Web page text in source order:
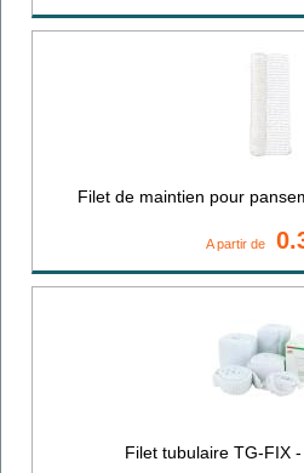
Filet de maintien pour
A partir de
Filet tubulaire TG-FIX